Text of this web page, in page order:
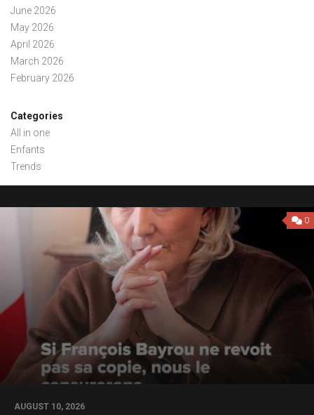
June 2026
May 2026
April 2026
March 2026
February 2026
Categories
All in one
Enfants
Trends
0
AUGUST 10, 2026